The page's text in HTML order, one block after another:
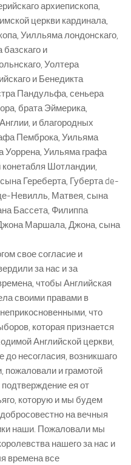
архиепископа,
церкви кардинала,
Уилльяма лондонскаго,
и
Уолтера
и Бенедикта
Пандульфа, сеньера
брата Эймерика,
и благородных
Пемброка, Уильяма
Уоррена, Уильяма графа
Шотландии,
Гереберта, Губерта de-
Невилль, Матвея, сына
Бассета, Филиппа
Маршала, Джона, сына
свое согласие и
за нас и за
чтобы Английская
своими правами в
что
которая признается
Английской церкви,
несогласия, возникшаго
и грамотой
ея от
которую и мы будем
на вечныя
наши. Пожаловали мы
нашего за нас и
времена все